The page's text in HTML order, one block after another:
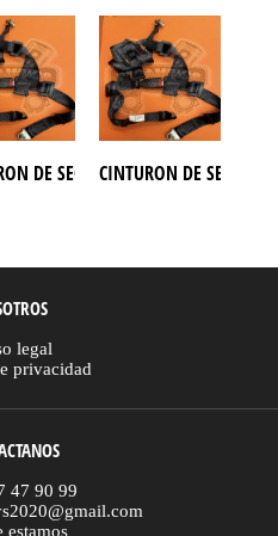
AZEL
DE SEGURIDAD BUGGY AZEL 1100
CINTURON DE
legal
privacidad
47 90 99
estamos